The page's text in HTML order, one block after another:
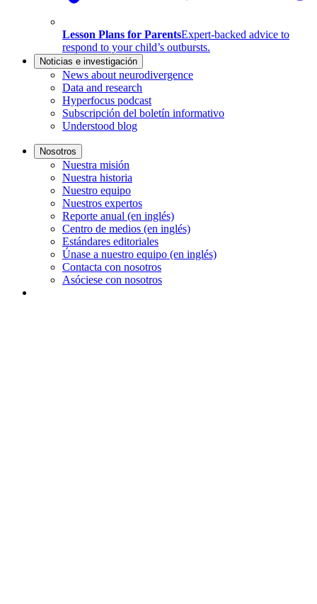
Lesson Plans for ParentsExpert-backed advice to
respond to your child’s outbursts.
Noticias e investigación
News about neurodivergence
Data and research
Hyperfocus podcast
Subscripción del boletín informativo
Understood blog
Nosotros
Nuestra misión
Nuestra historia
Nuestro equipo
Nuestros expertos
Reporte anual (en inglés)
Centro de medios (en inglés)
Estándares editoriales
Únase a nuestro equipo (en inglés)
Contacta con nosotros
Asóciese con nosotros